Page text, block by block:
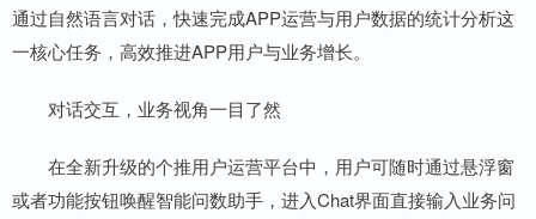
通过自然语言对话，快速完成APP运营与用户数据的统计分析这
一核心任务，高效推进APP用户与业务增长。
对话交互，业务视角一目了然
在全新升级的个推用户运营平台中，用户可随时通过悬浮窗
或者功能按钮唤醒智能问数助手，进入Chat界面直接输入业务问